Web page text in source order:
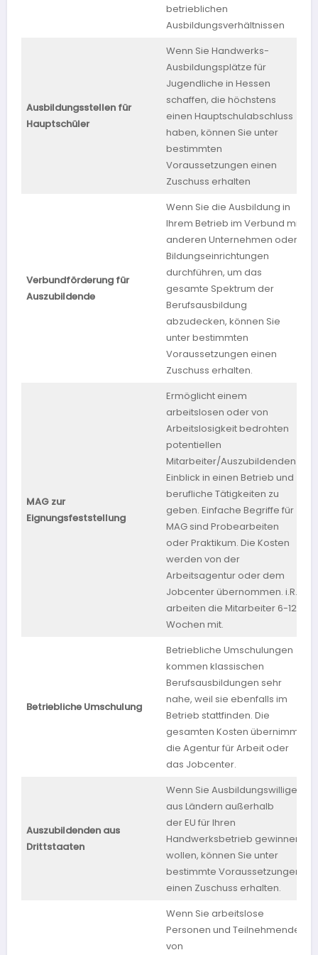
betrieblichen
Ausbildungsverhältnissen
Ausbildungsstellen für
Hauptschüler
Wenn Sie Handwerks-
Ausbildungsplätze für
Jugendliche in Hessen
schaffen, die höchstens
einen Hauptschulabschluss
haben, können Sie unter
bestimmten
Voraussetzungen einen
Zuschuss erhalten
Verbundförderung für
Auszubildende
Wenn Sie die Ausbildung in
Ihrem Betrieb im Verbund mit
anderen Unternehmen oder
Bildungseinrichtungen
durchführen, um das
gesamte Spektrum der
Berufsausbildung
abzudecken, können Sie
unter bestimmten
Voraussetzungen einen
Zuschuss erhalten.
MAG zur
Eignungsfeststellung
Ermöglicht einem
arbeitslosen oder von
Arbeitslosigkeit bedrohten
potentiellen
Mitarbeiter/Auszubildenden
Einblick in einen Betrieb und
berufliche Tätigkeiten zu
geben. Einfache Begriffe für
MAG sind Probearbeiten
oder Praktikum. Die Kosten
werden von der
Arbeitsagentur oder dem
Jobcenter übernommen. i.R.
arbeiten die Mitarbeiter 6-12
Wochen mit.
Betriebliche Umschulung
Betriebliche Umschulungen
kommen klassischen
Berufsausbildungen sehr
nahe, weil sie ebenfalls im
Betrieb stattfinden. Die
gesamten Kosten übernimmt
die Agentur für Arbeit oder
das Jobcenter.
Auszubildenden aus
Drittstaaten
Wenn Sie Ausbildungswillige
aus Ländern außerhalb
der EU für Ihren
Handwerksbetrieb gewinnen
wollen, können Sie unter
bestimmte Voraussetzungen
einen Zuschuss erhalten.
Wenn Sie arbeitslose
Personen und Teilnehmende
von